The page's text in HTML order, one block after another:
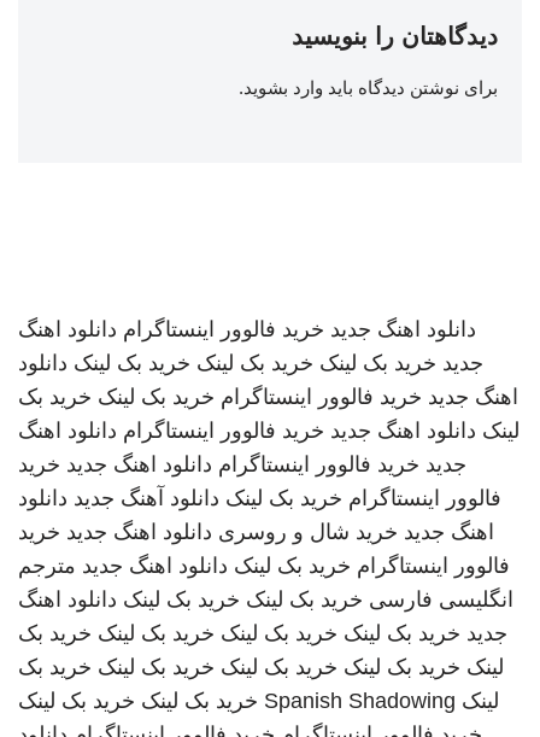
دیدگاهتان را بنویسید
برای نوشتن دیدگاه باید وارد بشوید.
دانلود اهنگ جدید خرید فالوور اینستاگرام دانلود اهنگ
جدید خرید بک لینک خرید بک لینک خرید بک لینک دانلود
اهنگ جدید خرید فالوور اینستاگرام خرید بک لینک خرید بک
لینک دانلود اهنگ جدید خرید فالوور اینستاگرام دانلود اهنگ
جدید خرید فالوور اینستاگرام دانلود اهنگ جدید خرید
فالوور اینستاگرام خرید بک لینک دانلود آهنگ جدید دانلود
اهنگ جدید خرید شال و روسری دانلود اهنگ جدید خرید
فالوور اینستاگرام خرید بک لینک دانلود اهنگ جدید مترجم
انگلیسی فارسی خرید بک لینک خرید بک لینک دانلود اهنگ
جدید خرید بک لینک خرید بک لینک خرید بک لینک خرید بک
لینک خرید بک لینک خرید بک لینک خرید بک لینک خرید بک
لینک Spanish Shadowing خرید بک لینک خرید بک لینک